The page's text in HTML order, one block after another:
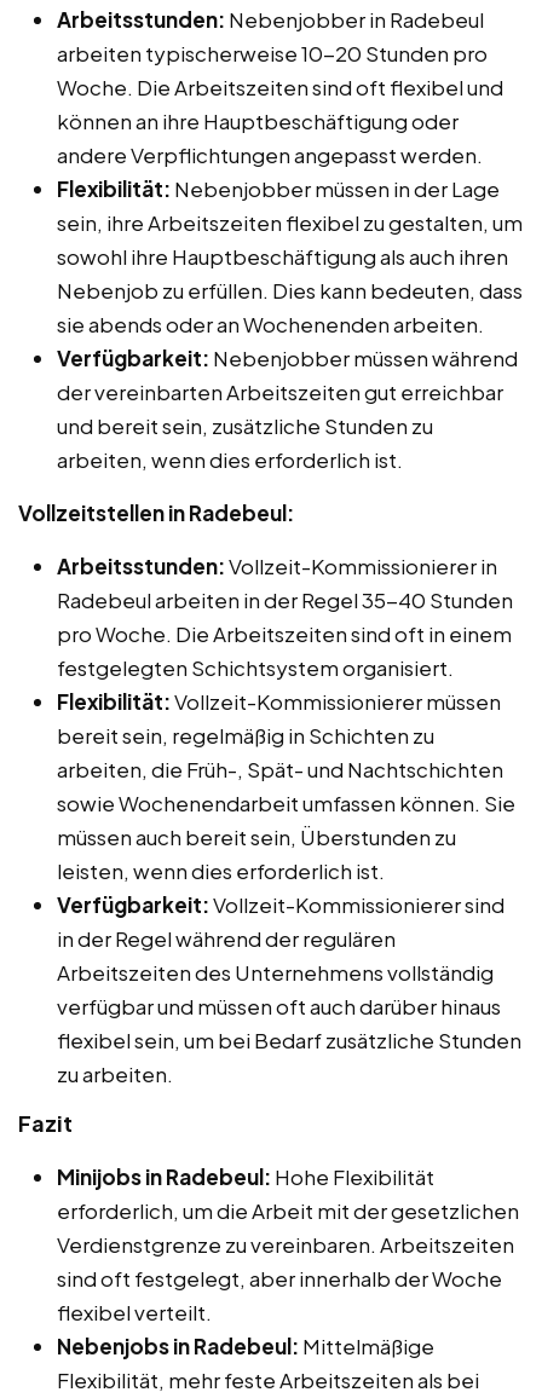
Arbeitsstunden: Nebenjobber in Radebeul
arbeiten typischerweise 10-20 Stunden pro
Woche. Die Arbeitszeiten sind oft flexibel und
können an ihre Hauptbeschäftigung oder
andere Verpflichtungen angepasst werden.
Flexibilität: Nebenjobber müssen in der Lage
sein, ihre Arbeitszeiten flexibel zu gestalten, um
sowohl ihre Hauptbeschäftigung als auch ihren
Nebenjob zu erfüllen. Dies kann bedeuten, dass
sie abends oder an Wochenenden arbeiten.
Verfügbarkeit: Nebenjobber müssen während
der vereinbarten Arbeitszeiten gut erreichbar
und bereit sein, zusätzliche Stunden zu
arbeiten, wenn dies erforderlich ist.
Vollzeitstellen in Radebeul:
Arbeitsstunden:Vollzeit-Kommissionierer in
Radebeul arbeiten in der Regel 35-40 Stunden
pro Woche. Die Arbeitszeiten sind oft in einem
festgelegten Schichtsystem organisiert.
Flexibilität:Vollzeit-Kommissionierer müssen
bereit sein, regelmäßig in Schichten zu
arbeiten, die Früh-, Spät- und Nachtschichten
sowie Wochenendarbeit umfassen können. Sie
müssen auch bereit sein, Überstunden zu
leisten, wenn dies erforderlich ist.
Verfügbarkeit:Vollzeit-Kommissionierer sind
in der Regel während der regulären
Arbeitszeiten des Unternehmens vollständig
verfügbar und müssen oft auch darüber hinaus
flexibel sein, um bei Bedarf zusätzliche Stunden
zu arbeiten.
Fazit
Minijobs in Radebeul: Hohe Flexibilität
erforderlich, um die Arbeit mit der gesetzlichen
Verdienstgrenze zu vereinbaren. Arbeitszeiten
sind oft festgelegt, aber innerhalb der Woche
flexibel verteilt.
Nebenjobs in Radebeul: Mittelmäßige
Flexibilität, mehr feste Arbeitszeiten als bei